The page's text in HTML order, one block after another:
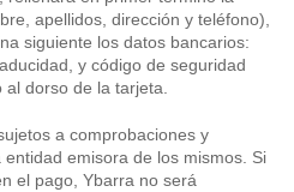
apellidos, dirección y teléfono),
siguiente los datos bancarios:
y código de seguridad
al dorso de la tarjeta.
a comprobaciones y
emisora de los mismos. Si
el pago, Ybarra no será